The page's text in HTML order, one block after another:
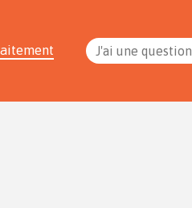
J'ai une question